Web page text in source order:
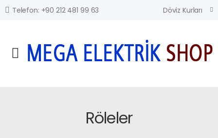
Telefon: +90 212 481 99 63 Döviz Kurları
Mobil Menü
Röleler